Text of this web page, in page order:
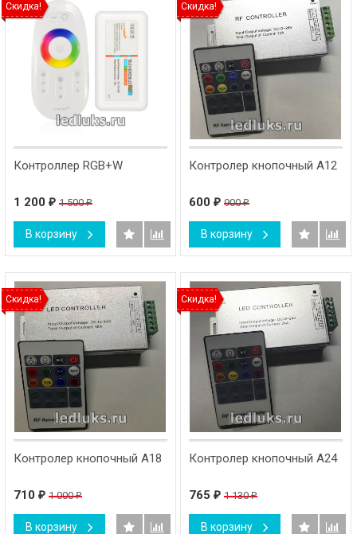
Скидка!
Контроллер RGB+W
1 200 ₽ 1 500₽
В корзину
Скидка!
Контролер кнопочный А12
600 ₽ 900₽
В корзину
Скидка!
Контролер кнопочный А18
710 ₽ 1 000₽
В корзину
Скидка!
Контролер кнопочный А24
765 ₽ 1 130₽
В корзину